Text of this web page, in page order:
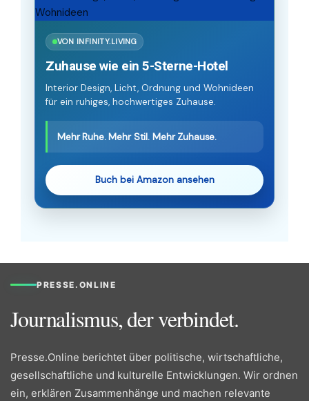
VON INFINITY.LIVING
Zuhause wie ein 5-Sterne-Hotel
Interior Design, Licht, Ordnung und Wohnideen
für ein ruhiges, hochwertiges Zuhause.
Mehr Ruhe. Mehr Stil. Mehr Zuhause.
Buch bei Amazon ansehen
PRESSE.ONLINE
Journalismus, der verbindet.
Presse.Online berichtet über politische, wirtschaftliche,
gesellschaftliche und kulturelle Entwicklungen. Wir ordnen
ein, erklären Zusammenhänge und machen relevante